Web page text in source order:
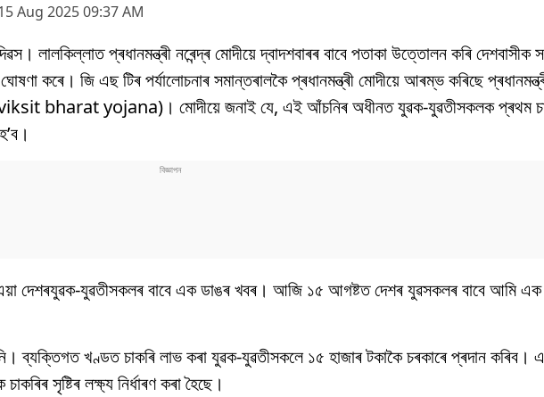
Aug 2025 09:37 AM
লালকিল্লাত প্ৰধানমন্ত্ৰী নৰেন্দ্ৰ মোদীয়ে দ্বাদশবাৰৰ বাবে পতাকা উত্তোলন কৰি দেশবাসীক
কৰে। জি এছ টিৰ পৰ্যালোচনাৰ সমান্তৰালকৈ প্ৰধানমন্ত্ৰী মোদীয়ে আৰম্ভ কৰিছে
bharat yojana)। মোদীয়ে জনাই যে, এই আঁচনিৰ অধীনত যুৱক-যুৱতীসকলক প্ৰথম
দেশৰযুৱক-যুৱতীসকলৰ বাবে এক ডাঙৰ খবৰ। আজি ১৫ আগষ্টত দেশৰ যুৱসকলৰ বাবে আমি এক
ব্যক্তিগত খণ্ডত চাকৰি লাভ কৰা যুৱক-যুৱতীসকলে ১৫ হাজাৰ টকাকৈ চৰকাৰে প্ৰদান কৰিব।
সৃষ্টিৰ লক্ষ্য নিৰ্ধাৰণ কৰা হৈছে।